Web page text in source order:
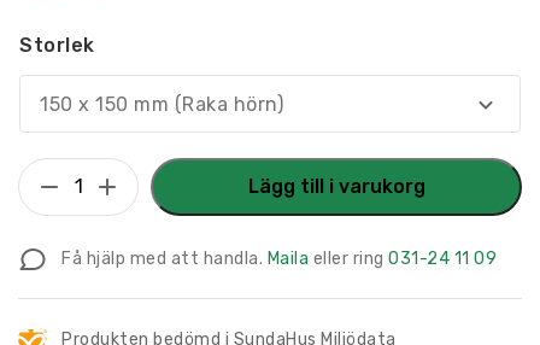
Storlek
150 x 150 mm (Raka hörn)
Taktilt
Piktogram
text
Pentry
mängd
Lägg till i varukorg
Få hjälp med att handla. Maila eller ring 031-24 11 09
Produkten bedömd i SundaHus Miljödata